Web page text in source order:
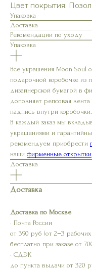
Цвет покрытия:
Упаковка
Доставка
Рекомендации по уходу
Упаковка
Все украшения Moon Soul
подарочной коробочке из
дизайнерской бумагой в
дополняет репсовая
надпись внутри коробочки.
В каждый заказ мы
украшениями и
рекомендуем приобрести
наши фирменные открытки
Доставка
Доставка
Доставка по Москве
• Почта России
от 390 руб (от 2−3
бесплатно при заказе от
• СДЭК
до пункта выдачи от 320